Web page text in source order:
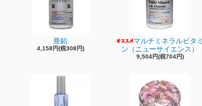
亜鉛
4,158円(税308円)
マルチミネラルビタミ
ン（ニューサイエンス）
9,504円(税704円)